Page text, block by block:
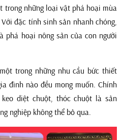
trong những loại vật phá hoại mùa
đặc tính sinh sản nhanh chóng,
phá hoại nông sản của con người
trong những nhu cầu bức thiết
đình nào đều mong muốn. Chính
diệt chuột, thóc chuột là sản
nghiệp không thể bỏ qua.